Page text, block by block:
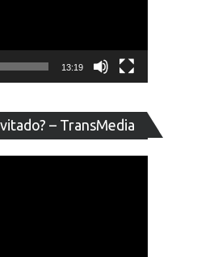
13:19
– TransMedia
de
vídeo